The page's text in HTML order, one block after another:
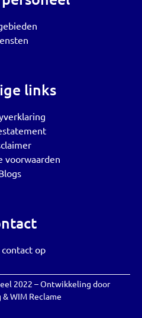
links
voorwaarden
op
2022 – Ontwikkeling door
&WIM Reclame